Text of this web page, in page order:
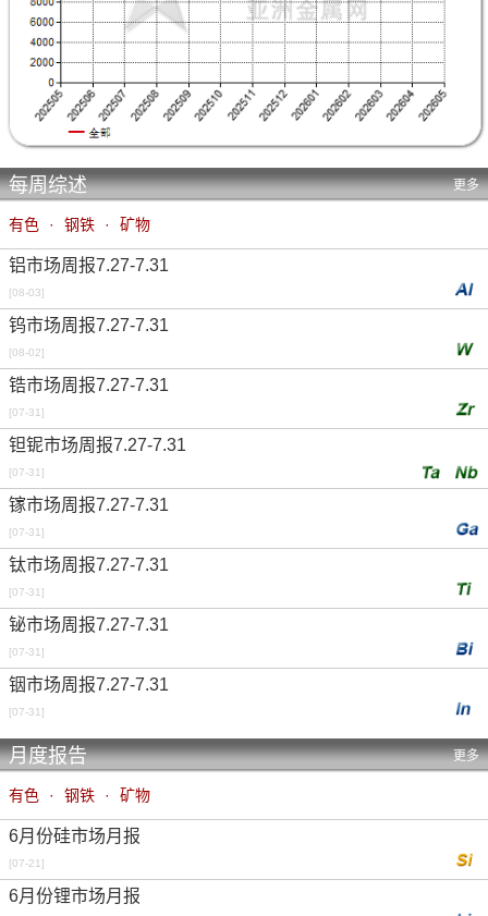
每周综述 更多
有色 · 钢铁 · 矿物
铝市场周报7.27-7.31
[08-03]
钨市场周报7.27-7.31
[08-02]
锆市场周报7.27-7.31
[07-31]
钽铌市场周报7.27-7.31
[07-31]
镓市场周报7.27-7.31
[07-31]
钛市场周报7.27-7.31
[07-31]
铋市场周报7.27-7.31
[07-31]
铟市场周报7.27-7.31
[07-31]
月度报告 更多
有色 · 钢铁 · 矿物
6月份硅市场月报
[07-21]
6月份锂市场月报